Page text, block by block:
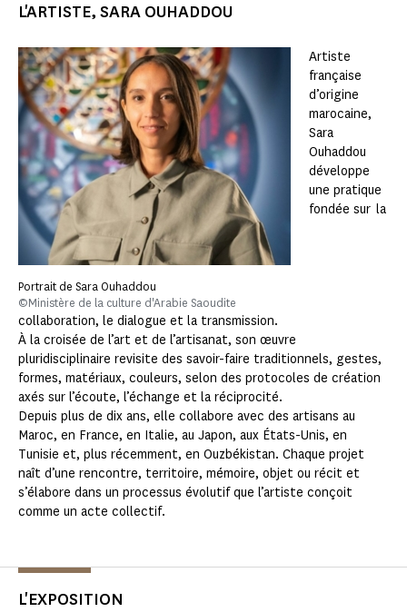
L'ARTISTE, SARA OUHADDOU
Portrait de Sara Ouhaddou
©Ministère de la culture d'Arabie Saoudite
Artiste
française
d’origine
marocaine,
Sara
Ouhaddou
développe
une pratique
fondée sur la
collaboration, le dialogue et la transmission.
À la croisée de l’art et de l’artisanat, son œuvre
pluridisciplinaire revisite des savoir-faire traditionnels, gestes,
formes, matériaux, couleurs, selon des protocoles de création
axés sur l’écoute, l’échange et la réciprocité.
Depuis plus de dix ans, elle collabore avec des artisans au
Maroc, en France, en Italie, au Japon, aux États-Unis, en
Tunisie et, plus récemment, en Ouzbékistan. Chaque projet
naît d’une rencontre, territoire, mémoire, objet ou récit et
s’élabore dans un processus évolutif que l’artiste conçoit
comme un acte collectif.
L'EXPOSITION